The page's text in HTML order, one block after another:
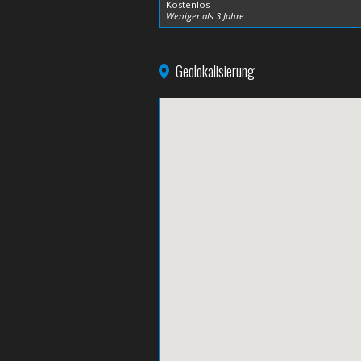
Kostenlos
Weniger als 3 Jahre
Geolokalisierung